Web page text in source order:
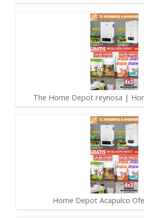
The Home Depot reynosa |
Home Depot Acapulco